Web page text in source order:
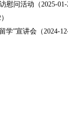
问活动（2025-01-
”宣讲会（2024-12-